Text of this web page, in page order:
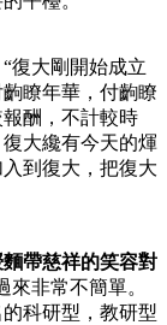
“復大剛開始成立
瞭年華，付齣瞭
酬，不計較時
大纔有今天的煇
到復大，把復大
帶慈祥的笑容對
來非常不簡單。
科研型，教研型